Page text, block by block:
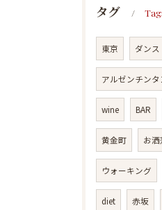
タグ
東京 ダンス
アルゼンチンタ
wine BAR
黄金町 お洒
ウォーキング
diet 赤坂